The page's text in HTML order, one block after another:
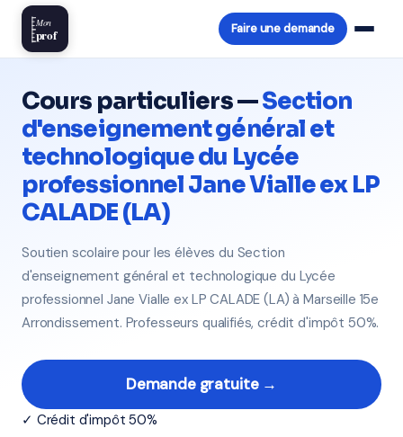
Mon
prof Faire une demande
Cours particuliers —Section
d'enseignement général et
technologique du Lycée
professionnel Jane Vialle ex LP
CALADE (LA)
Soutien scolaire pour les élèves du Section
d'enseignement général et technologique du Lycée
professionnel Jane Vialle ex LP CALADE (LA) à Marseille 15e
Arrondissement. Professeurs qualifiés, crédit d'impôt 50%.
Demande gratuite →
✓ Crédit d'impôt 50%